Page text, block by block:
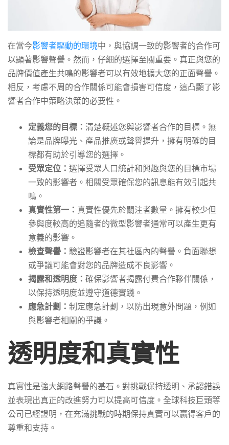
在當今影響者驅動的環境中，與協調一致的影響者的合作可
以顯著影響聲譽。然而，仔細的選擇至關重要。真正與您的
品牌價值產生共鳴的影響者可以有效地擴大您的正面聲譽。
相反，考慮不周的合作關係可能會損害可信度，這凸顯了影
響者合作中策略決策的必要性。
定義您的目標： 清楚概述您與影響者合作的目標。無
論是品牌曝光、產品推廣或聲譽提升，擁有明確的目
標都有助於引導您的選擇。
受眾定位： 選擇受眾人口統計和興趣與您的目標市場
一致的影響者。相關受眾確保您的訊息能有效引起共
鳴。
真實性第一： 真實性優先於關注者數量。擁有較少但
參與度較高的追隨者的微型影響者通常可以產生更有
意義的影響。
檢查聲譽： 驗證影響者在其社區內的聲譽。負面聯想
或爭議可能會對您的品牌造成不良影響。
揭露和透明度： 確保影響者揭露付費合作夥伴關係，
以保持透明度並遵守道德實踐。
應急計劃： 制定應急計劃，以防出現意外問題，例如
與影響者相關的爭議。
透明度和真實性
真實性是強大網路聲譽的基石。對挑戰保持透明、承認錯誤
並表現出真正的改進努力可以提高可信度。全球科技巨頭等
公司已經證明，在充滿挑戰的時期保持真實可以贏得客戶的
尊重和支持。